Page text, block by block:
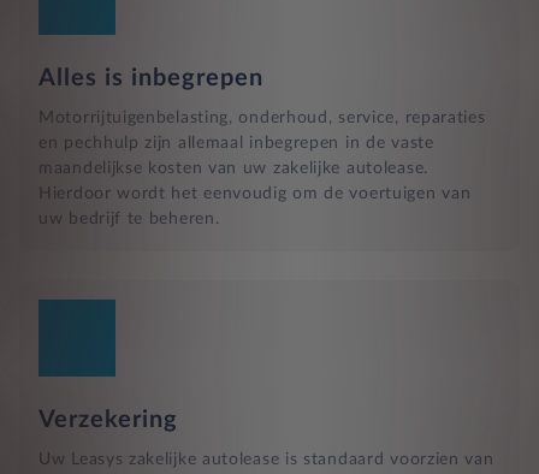
Alles is inbegrepen
Motorrijtuigenbelasting, onderhoud, service, reparaties
en pechhulp zijn allemaal inbegrepen in de vaste
maandelijkse kosten van uw zakelijke autolease.
Hierdoor wordt het eenvoudig om de voertuigen van
uw bedrijf te beheren.
Verzekering
Uw Leasys zakelijke autolease is standaard voorzien van